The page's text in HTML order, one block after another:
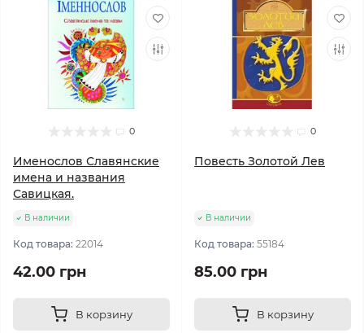
0
Именослов Славянские
имена и названия
Савицкая.
В наличии
Код товара: 22014
42.00 грн
В корзину
0
Повесть Золотой Лев
В наличии
Код товара: 55184
85.00 грн
В корзину